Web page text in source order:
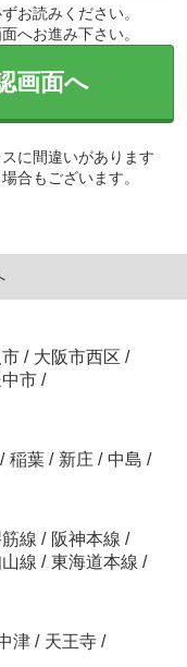
お読みください。
へお進み下さい。
画面へ
に間違いがあります
合もございます。
/ 大阪市西区 /
市 /
/ 稲葉 / 新庄 / 中島 /
線 / 阪神本線 /
線 / 東海道本線 /
津 / 天王寺 /